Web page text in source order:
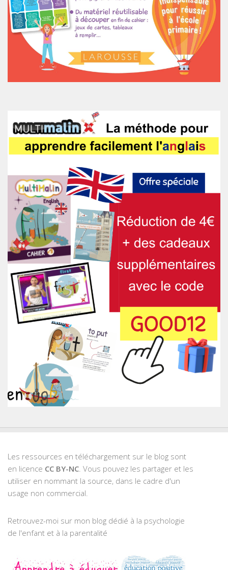
Les ressources en téléchargement sur le blog sont
en licence CC BY-NC . Vous pouvez les partager et les
utiliser en nommant la source, dans le cadre d'un
usage non commercial.
Retrouvez-moi sur mon blog dédié à la psychologie
de l'enfant et à la parentalité